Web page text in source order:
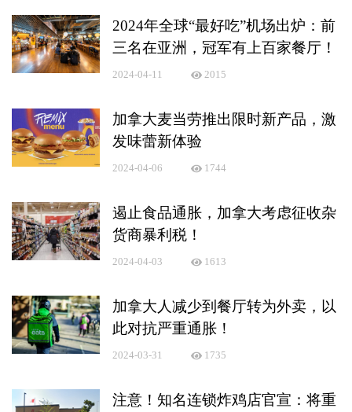
2024年全球“最好吃”机场出炉：前
三名在亚洲，冠军有上百家餐厅！
2024-04-11 2015
加拿大麦当劳推出限时新产品，激
发味蕾新体验
2024-04-06 1744
遏止食品通胀，加拿大考虑征收杂
货商暴利税！
2024-04-03 1613
加拿大人减少到餐厅转为外卖，以
此对抗严重通胀！
2024-03-31 1735
注意！知名连锁炸鸡店官宣：将重